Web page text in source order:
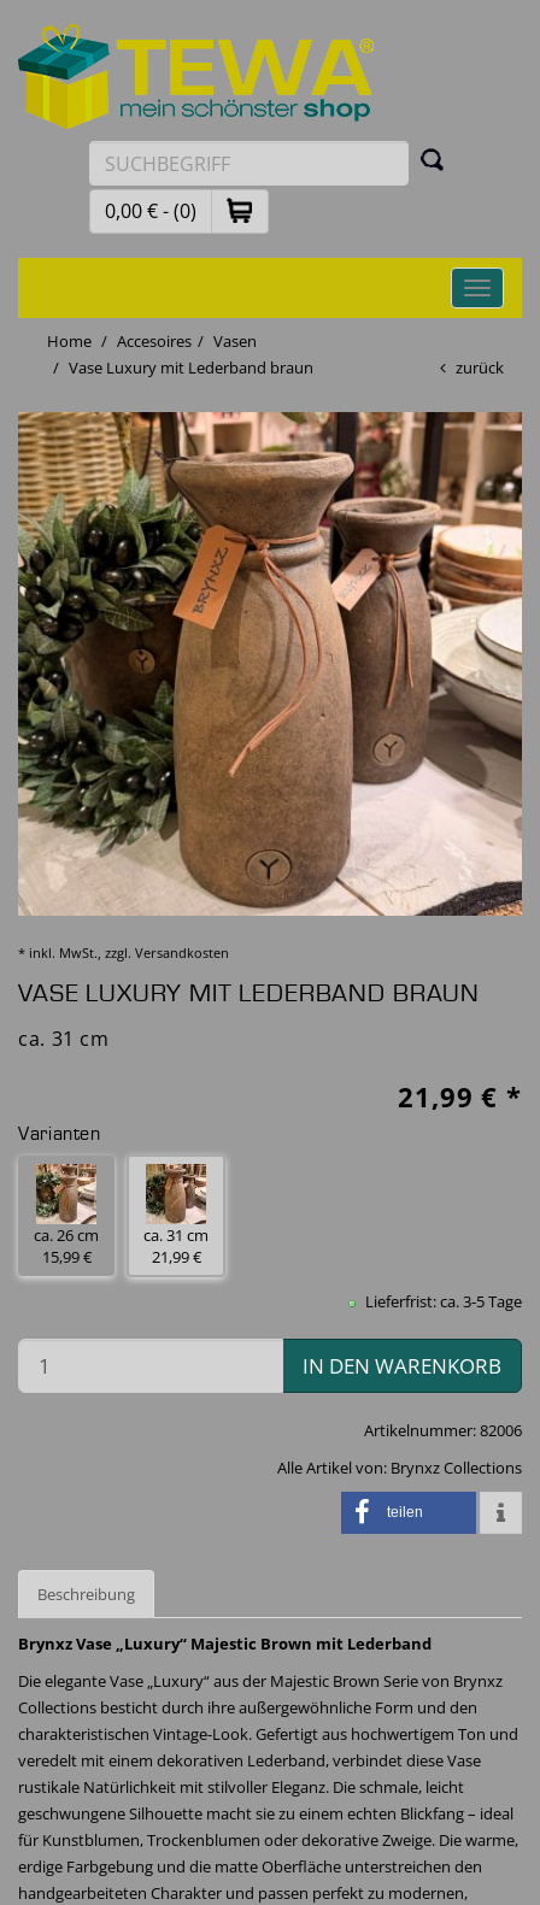
0,00 € - (0)
Toggle
Home
Accesoires
Vasen
Vase Luxury mit Lederband braun
zurück
* inkl. MwSt., zzgl. Versandkosten
VASE LUXURY MIT LEDERBAND BRAUN
ca. 31 cm
21,99 € *
Varianten
ca. 26 cm
15,99 €
ca. 31 cm
21,99 €
Lieferfrist: ca. 3-5 Tage
IN DEN WARENKORB
Artikelnummer:82006
Alle Artikel von: Brynxz Collections
teilen
Beschreibung
Brynxz Vase „Luxury“ Majestic Brown mit Lederband
Die elegante Vase „Luxury“ aus der Majestic Brown Serie von Brynxz
Collections besticht durch ihre außergewöhnliche Form und den
charakteristischen Vintage-Look. Gefertigt aus hochwertigem Ton und
veredelt mit einem dekorativen Lederband, verbindet diese Vase
rustikale Natürlichkeit mit stilvoller Eleganz. Die schmale, leicht
geschwungene Silhouette macht sie zu einem echten Blickfang – ideal
für Kunstblumen, Trockenblumen oder dekorative Zweige. Die warme,
erdige Farbgebung und die matte Oberfläche unterstreichen den
handgearbeiteten Charakter und passen perfekt zu modernen,